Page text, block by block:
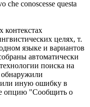
che conoscesse questa
контекстах
целях, т.
языке и вариантов
автоматически
поиска на
иную ошибку в
опцию "Сообщить о